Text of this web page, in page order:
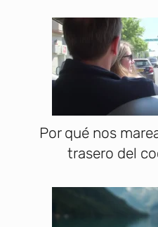
Por qué nos
trasero del